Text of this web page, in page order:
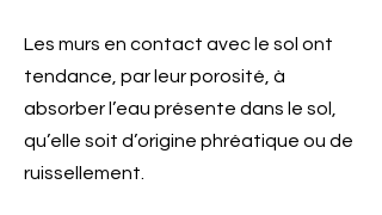
Les murs en contact avec le sol ont
tendance, par leur porosité, à
absorber l’eau présente dans le sol,
qu’elle soit d’origine phréatique ou de
ruissellement.